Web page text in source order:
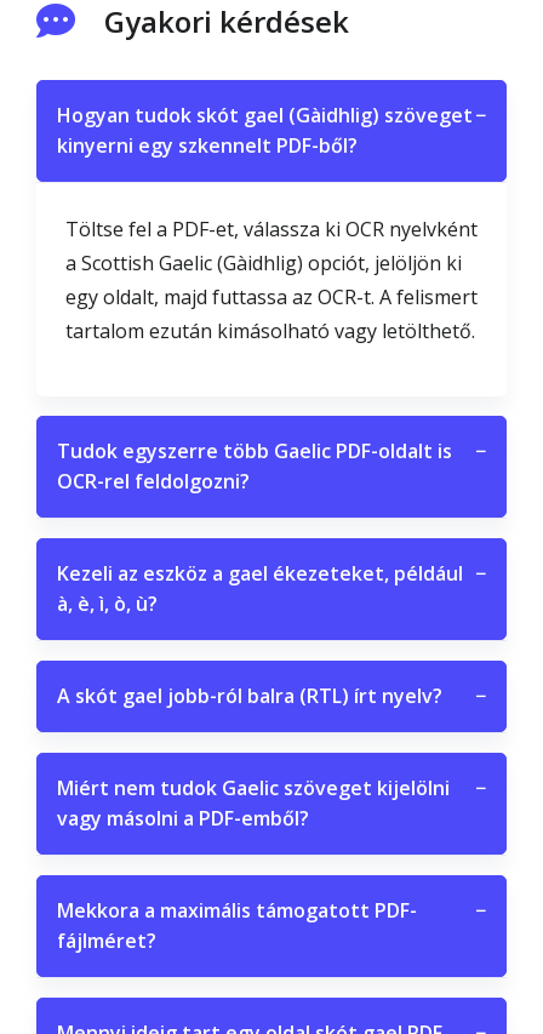
Gyakori kérdések
Hogyan tudok skót gael (Gàidhlig) szöveget
kinyerni egy szkennelt PDF-ből?
−
Töltse fel a PDF-et, válassza ki OCR nyelvként
a Scottish Gaelic (Gàidhlig) opciót, jelöljön ki
egy oldalt, majd futtassa az OCR-t. A felismert
tartalom ezután kimásolható vagy letölthető.
Tudok egyszerre több Gaelic PDF-oldalt is
OCR-rel feldolgozni?
−
Kezeli az eszköz a gael ékezeteket, például
à, è, ì, ò, ù?
−
A skót gael jobb-ról balra (RTL) írt nyelv? −
Miért nem tudok Gaelic szöveget kijelölni
vagy másolni a PDF-emből?
−
Mekkora a maximális támogatott PDF-
fájlméret?
−